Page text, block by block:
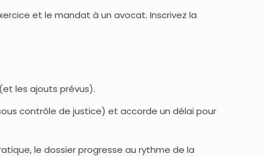
et le mandat à un avocat. Inscrivez la
les ajouts prévus).
contrôle de justice) et accorde un délai pour
le dossier progresse au rythme de la